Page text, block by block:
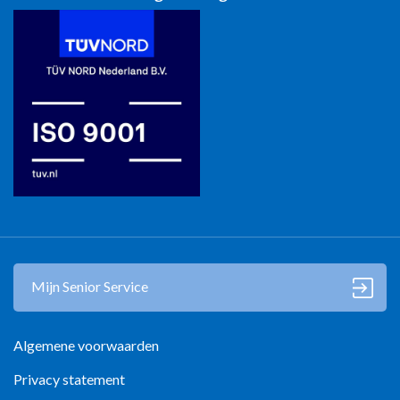
Mantelzorg in Gooi en Vechtstreek
Mantelzorg in Kop Noord-Holland
Mantelzorg in Zutphen
Algemene voorwaarden
Privacy statement
Mijn Senior Service